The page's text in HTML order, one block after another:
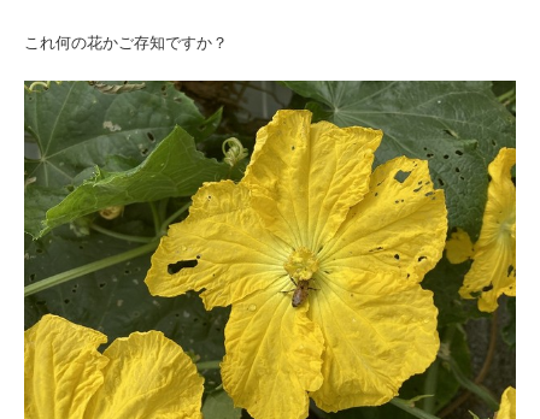
これ何の花かご存知ですか？